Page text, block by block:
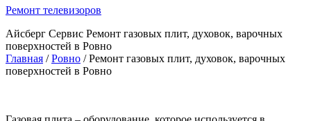
Ремонт телевизоров
Айсберг Сервис Ремонт газовых плит, духовок, варочных
поверхностей в Ровно
Главная /Ровно /Ремонт газовых плит, духовок, варочных
поверхностей в Ровно